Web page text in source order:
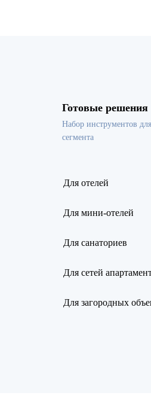
Готовые решения
Набор инструментов
сегмента
Для отелей
Для мини-отелей
Для санаториев
Для сетей
Для загородных